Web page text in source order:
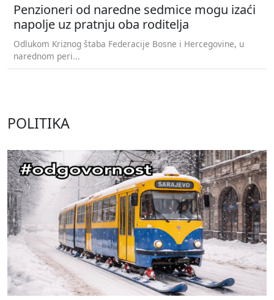
Penzioneri od naredne sedmice mogu izaći
napolje uz pratnju oba roditelja
Odlukom Kriznog štaba Federacije Bosne i Hercegovine, u
narednom peri...
POLITIKA